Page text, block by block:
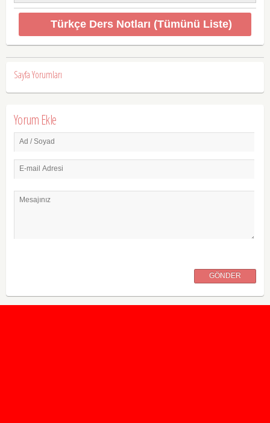
Türkçe Ders Notları (Tümünü Liste)
Sayfa Yorumları
Yorum Ekle
Ad / Soyad
E-mail Adresi
Mesajınız
GÖNDER